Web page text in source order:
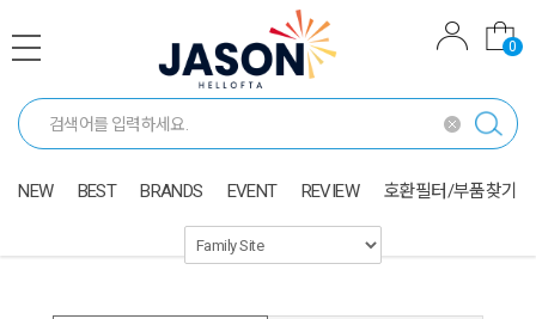
0
NEW BEST BRANDS EVENT REVIEW 호환필터/부품찾기